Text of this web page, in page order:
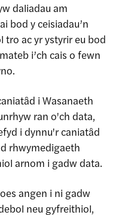
daliadau am
bod y ceisiadau’n
tro ac yr ystyrir eu bod
i’ch cais o fewn
i Wasanaeth
ran o'ch data,
i dynnu'r caniatâd
rhwymedigaeth
arnom i gadw data.
angen i ni gadw
neu gyfreithiol,